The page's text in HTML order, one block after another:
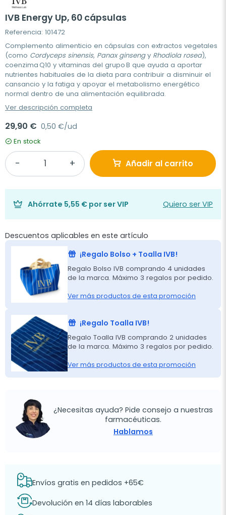
IVB Energy Up, 60 cápsulas
Referencia: 101472
Complemento alimenticio en cápsulas con extractos vegetales
(como Cordyceps sinensis, Panax ginsengy Rhodiola rosea),
coenzima Q10 y vitaminas del grupo B que ayuda a aportar
nutrientes habituales de la dieta para contribuir a disminuir el
cansancio y la fatiga y apoyar el metabolismo energético
normal dentro de una alimentación equilibrada.
Ver descripción completa
29,90 € 0,50 €/ud
En stock
Añadir al carrito
Ahórrate 5,55 € por ser VIP Quiero ser VIP
Descuentos aplicables en este artículo
¡Regalo Bolso + Toalla IVB!
Regalo Bolso IVB comprando 4 unidades
de la marca. Máximo 3 regalos por pedido.
Ver más productos de esta promoción
¡Regalo Toalla IVB!
Regalo Toalla IVB comprando 2 unidades
de la marca. Máximo 3 regalos por pedido.
Ver más productos de esta promoción
¿Necesitas ayuda? Pide consejo a nuestras
farmacéuticas.
Hablamos
Envíos gratis en pedidos +65€
Devolución en 14 días laborables